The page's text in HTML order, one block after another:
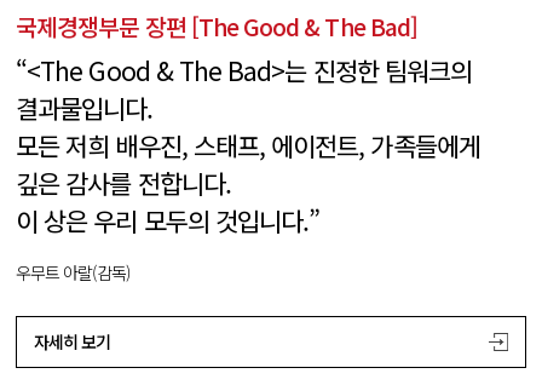
국제경쟁부문 장편 [The Good & The Bad]
“<The Good & The Bad>는 진정한 팀워크의
결과물입니다.
모든 저희 배우진, 스태프, 에이전트, 가족들에게
깊은 감사를 전합니다.
이 상은 우리 모두의 것입니다.”
우무트 아랄(감독)
자세히 보기